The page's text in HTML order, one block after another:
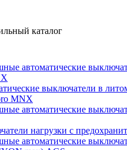
каталог
автоматические
выключатели в
MNX
автоматические
нагрузки с
автоматические